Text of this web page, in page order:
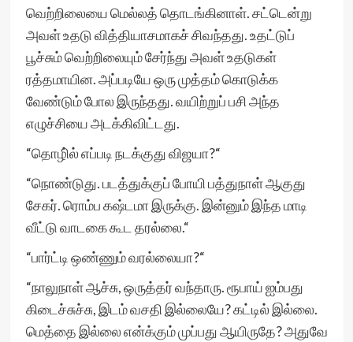
வெற்றிலையை மெல்லத் தொடங்கினாள். சட்டென்று
அவள் உதடு வித்தியாசமாகச் சிவந்தது. உதட்டுப்
பூச்சும் வெற்றிலையும் சேர்ந்து அவள் உதடுகள்
ரத்தமாயின. அப்படியே ஒரு முத்தம் கொடுக்க
வேண்டும் போல இருந்தது. வயிற்றுப் பசி அந்த
எழுச்சியை அடக்கிவிட்டது.
“தொழி்ல் எப்படி நடக்குது விஜயா?“
“நொண்டுது. படத்துக்குப் போயி பத்துநாள் ஆகுது
சேகர். ரொம்ப கஷ்டமா இருக்கு. இன்னும் இந்த மாடி
வீட்டு வாடகை கூட தரல்லை.“
“பார்ட்டி ஒண்ணும் வரல்லையா?“
“நாலுநாள் ஆச்சு, ஒருத்தர் வந்தாரு. ரூபாய் ஐம்பது
கிடைச்சுச்சு, இடம் வசதி இல்லையே? கட்டில் இல்லை.
மெத்தை இல்லை என்க்கும் முப்பது ஆயிருதே? அதுவே